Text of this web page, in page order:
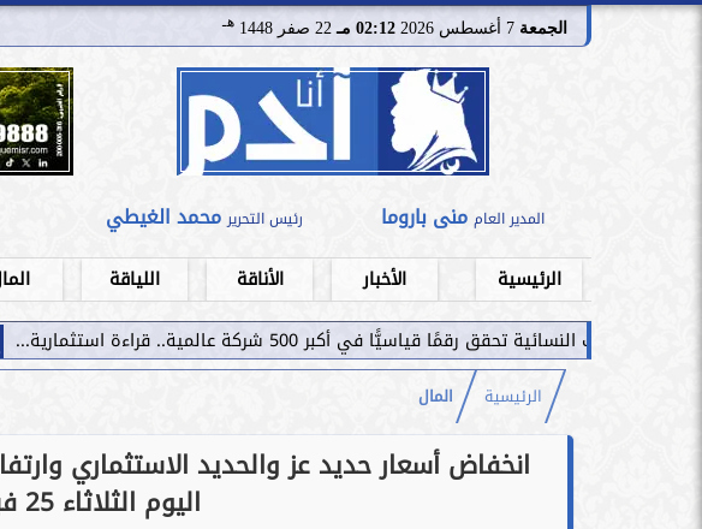
الجمعة 02:12 مـ 22 صفر 1448 هـ
المدير العام منى باروما رئيس التحرير محمد الغيطي
الرئيسية الأخبار الأناقة اللياقة
سامر شقير: قياسيًّا في أكبر 500 شركة عالمية.. قراءة استثمارية...
الرئيسية المال
انخفاض أسعار حديد عز والحديد الاستثماري
اليوم الثلاثاء 25 فبراير